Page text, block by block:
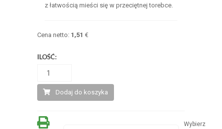
z łatwością mieści się w przeciętnej torebce.
Cena netto: 1,51 €
ILOŚĆ:
Dodaj do koszyka
Wybierz